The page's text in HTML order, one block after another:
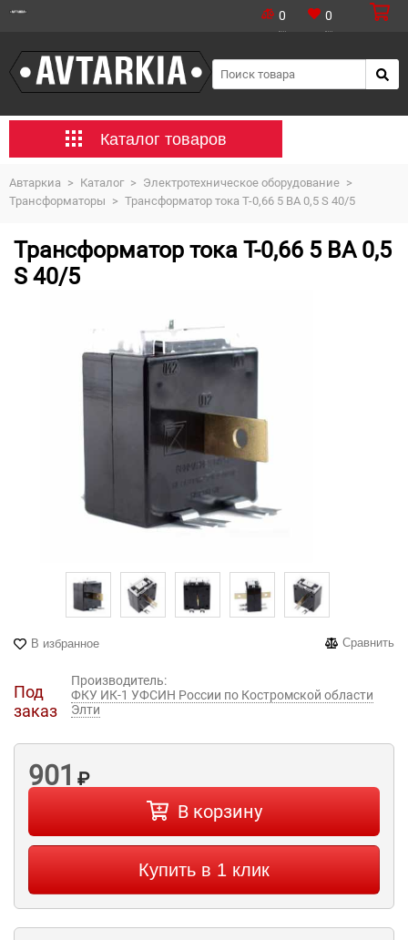
0 0
Каталог товаров
Автаркиа > Каталог > Электротехническое оборудование >
Трансформаторы > Трансформатор тока Т-0,66 5 ВА 0,5 S 40/5
Трансформатор тока Т-0,66 5 ВА 0,5
S 40/5
В избранное Сравнить
Под
заказ
Производитель:
ФКУ ИК-1 УФСИН России по Костромской области
Элти
901 ₽
В корзину
Купить в 1 клик